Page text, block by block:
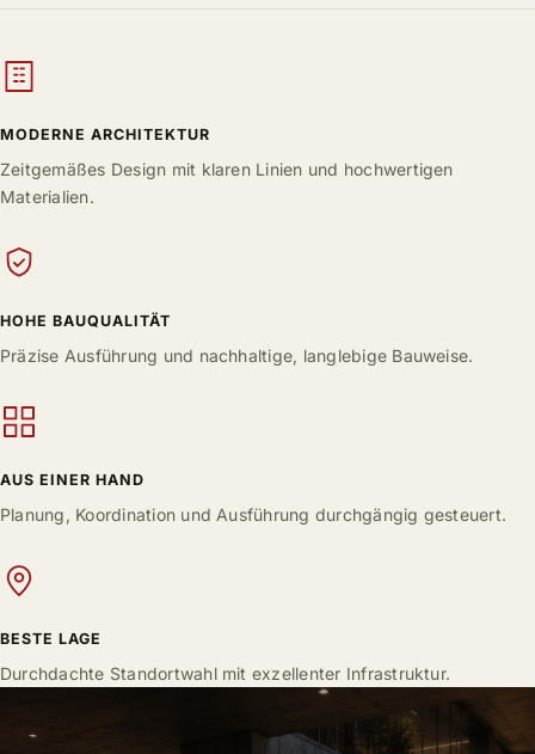
MODERNE ARCHITEKTUR
Zeitgemäßes Design mit klaren Linien und hochwertigen
Materialien.
HOHE BAUQUALITÄT
Präzise Ausführung und nachhaltige, langlebige Bauweise.
AUS EINER HAND
Planung, Koordination und Ausführung durchgängig gesteuert.
BESTE LAGE
Durchdachte Standortwahl mit exzellenter Infrastruktur.